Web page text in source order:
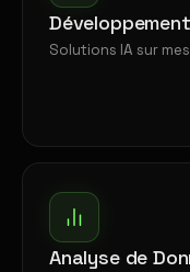
Solutions IA sur
Analyse de